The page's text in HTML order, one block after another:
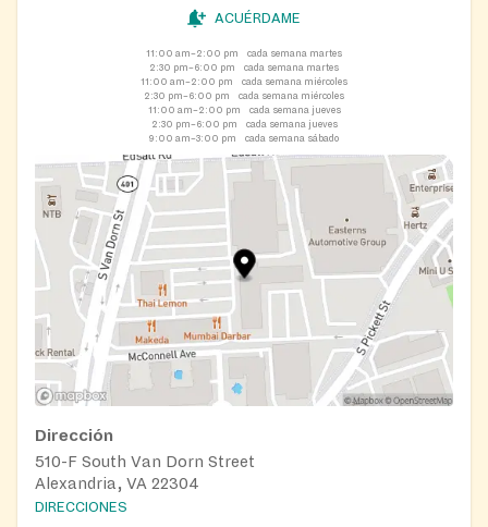
ACUÉRDAME
11:00 am–2:00 pm
cada semana martes
2:30 pm–6:00 pm
cada semana martes
11:00 am–2:00 pm
cada semana miércoles
2:30 pm–6:00 pm
cada semana miércoles
11:00 am–2:00 pm
cada semana jueves
2:30 pm–6:00 pm
cada semana jueves
9:00 am–3:00 pm
cada semana sábado
Dirección
510-F South Van Dorn Street
Alexandria, VA 22304
DIRECCIONES